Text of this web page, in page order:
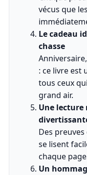
vécus que
Le cadeau
chasse
: ce livre est
tous ceux
grand air.
Une lecture
Des
se lisent
chaque
Un